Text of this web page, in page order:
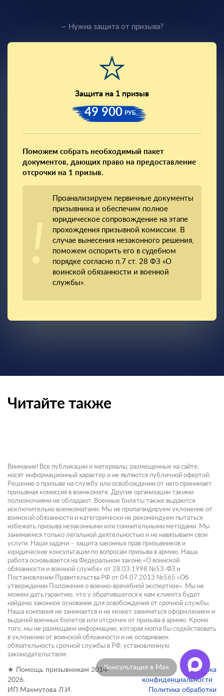
— Нужна защита от призыва?
Защита на 1 призыв
49 900 РУБ.
Поможем собрать необходимый пакет
документов, дающих право на предоставление
отсрочки на 1 призыв.
Проанализируем первичные документы
призывника и обеспечим полное
юридическое сопровождение на этапе
прохождения призывной комиссии. В
случае вынесения незаконного решения,
поможем оспорить его в судебном
порядке согласно п.7 ст. 28 ФЗ «О
воинской обязанности и военной
службы».
Читайте также
Консультация в Max
Внимание! Все публикации и материалы, размещенные на сайте,
носят информационный характер и не являются публичной офертой.
Решение о призыве на службу или освобождении от него принимает
призывная комиссия в военкомате. Другие организации такими
полномочиями не обладают. Военные билеты также выдаются
исключительно военкоматами. Мы не пропагандируем уклонение от
воинской обязанности и категорически не рекомендуем пытаться
избежать призыва незаконными или сомнительными методами. Мы
занимаемся только легальной деятельностью и не навязываем свои
услуги. Наши задачи – защита законных прав призывников и
юридические консультации по вопросам призыва в армию. Наша
работа основывается на Федеральном законе «О воинской
обязанности и военной службе» от 28.03.1998 №53-ФЗ и
Постановлении Правительства РФ от 04.07.2013 №565 «Об
утверждении Положения о военно-врачебной экспертизе». Мы не
можем дать гарантию, что у обратившегося к нам клиента будет
найдено законное основание для освобождения от срочной службы.
Наша компания не занимается и не может заниматься оформлением и
выдачей военных билетов или отсрочек от призыва в армию. Кроме
того, мы не размещаем информацию, которая могла бы содействовать
в уклонении от воинской обязанности и не оспариваем
обязательность срочной службы в РФ, установленную
законодательством.
★ Помощь призывникам 2014-
2026.
ИП Махмутова Л.И.
Политика
конфиденциальности
Политика обработки